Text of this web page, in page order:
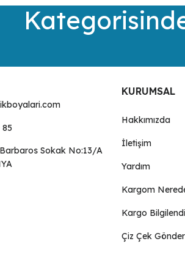
eksik bilgiler bulunuyor.
Sokak No:13/A
KURUMSAL
Hakkımızda
İletişim
Yardım
Kargom
Kargo
Çiz Çek Gönder